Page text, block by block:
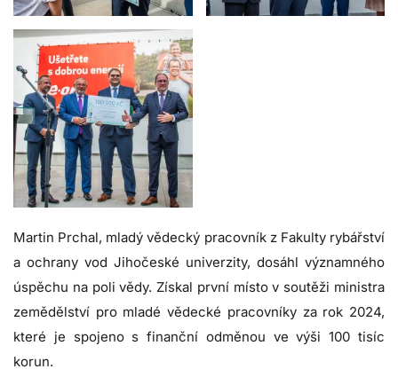
Martin Prchal, mladý vědecký pracovník z Fakulty rybářství
a ochrany vod Jihočeské univerzity, dosáhl významného
úspěchu na poli vědy. Získal první místo v soutěži ministra
zemědělství pro mladé vědecké pracovníky za rok 2024,
které je spojeno s finanční odměnou ve výši 100 tisíc
korun.